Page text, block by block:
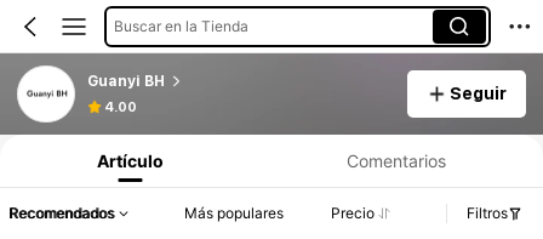
Buscar en la Tienda
Guanyi BH
4.00
Seguir
Artículo Comentarios
Recomendados Más populares Precio Filtros